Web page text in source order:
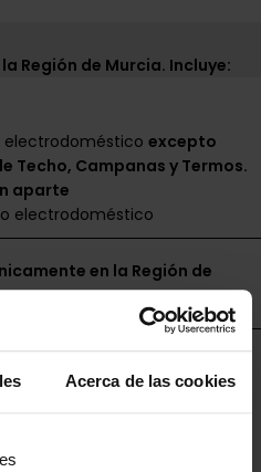
Acerca de las cookies
Región de Murcia. Incluye:
electrodomésticoexcepto
Techo, Campanas y Termos.
aparte
electrodoméstico
en la Región de